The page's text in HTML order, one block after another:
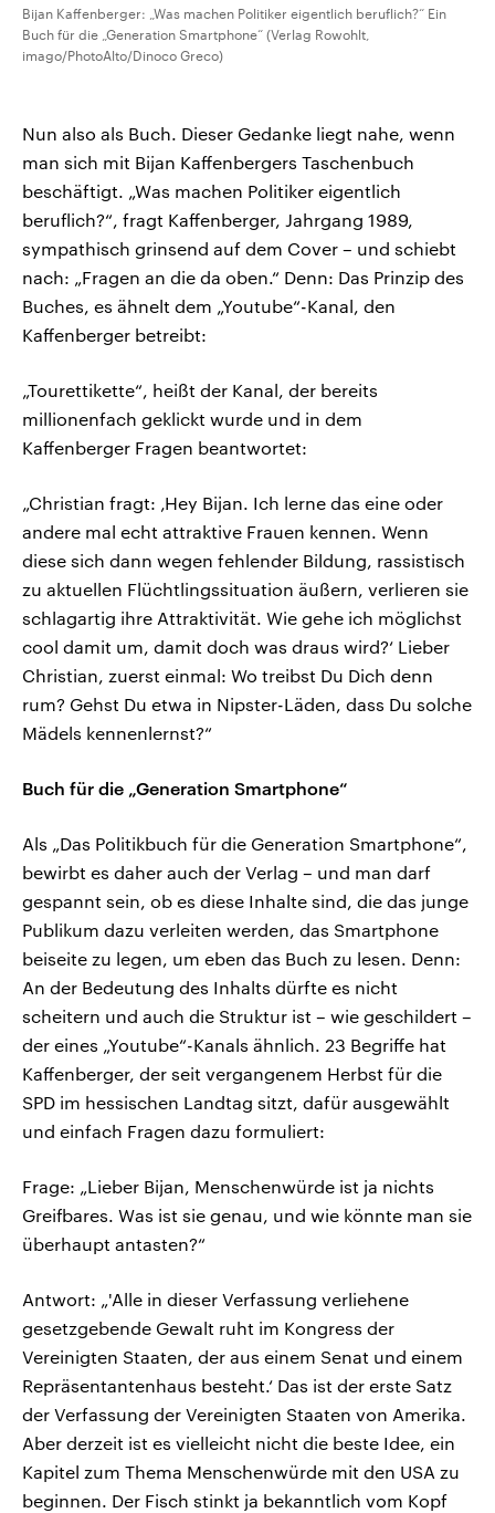
Bijan Kaffenberger: „Was machen Politiker eigentlich beruflich?“ Ein
Buch für die „Generation Smartphone“ (Verlag Rowohlt,
imago/PhotoAlto/Dinoco Greco)
Nun also als Buch. Dieser Gedanke liegt nahe, wenn
man sich mit Bijan Kaffenbergers Taschenbuch
beschäftigt. „Was machen Politiker eigentlich
beruflich?“, fragt Kaffenberger, Jahrgang 1989,
sympathisch grinsend auf dem Cover – und schiebt
nach: „Fragen an die da oben.“ Denn: Das Prinzip des
Buches, es ähnelt dem „Youtube“-Kanal, den
Kaffenberger betreibt:
„Tourettikette“, heißt der Kanal, der bereits
millionenfach geklickt wurde und in dem
Kaffenberger Fragen beantwortet:
„Christian fragt: ‚Hey Bijan. Ich lerne das eine oder
andere mal echt attraktive Frauen kennen. Wenn
diese sich dann wegen fehlender Bildung, rassistisch
zu aktuellen Flüchtlingssituation äußern, verlieren sie
schlagartig ihre Attraktivität. Wie gehe ich möglichst
cool damit um, damit doch was draus wird?‘ Lieber
Christian, zuerst einmal: Wo treibst Du Dich denn
rum? Gehst Du etwa in Nipster-Läden, dass Du solche
Mädels kennenlernst?“
Buch für die „Generation Smartphone“
Als „Das Politikbuch für die Generation Smartphone“,
bewirbt es daher auch der Verlag – und man darf
gespannt sein, ob es diese Inhalte sind, die das junge
Publikum dazu verleiten werden, das Smartphone
beiseite zu legen, um eben das Buch zu lesen. Denn:
An der Bedeutung des Inhalts dürfte es nicht
scheitern und auch die Struktur ist – wie geschildert –
der eines „Youtube“-Kanals ähnlich. 23 Begriffe hat
Kaffenberger, der seit vergangenem Herbst für die
SPD im hessischen Landtag sitzt, dafür ausgewählt
und einfach Fragen dazu formuliert:
Frage: „Lieber Bijan, Menschenwürde ist ja nichts
Greifbares. Was ist sie genau, und wie könnte man sie
überhaupt antasten?“
Antwort: „'Alle in dieser Verfassung verliehene
gesetzgebende Gewalt ruht im Kongress der
Vereinigten Staaten, der aus einem Senat und einem
Repräsentantenhaus besteht.‘ Das ist der erste Satz
der Verfassung der Vereinigten Staaten von Amerika.
Aber derzeit ist es vielleicht nicht die beste Idee, ein
Kapitel zum Thema Menschenwürde mit den USA zu
beginnen. Der Fisch stinkt ja bekanntlich vom Kopf